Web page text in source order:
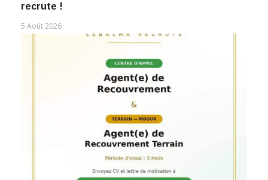
recrute !
5 Août 2026